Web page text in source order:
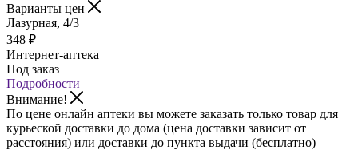
Варианты цен
Лазурная, 4/3
348 ₽
Интернет-аптека
Под заказ
Подробности
Внимание!
По цене онлайн аптеки вы можете заказать только товар для
курьеской доставки до дома (цена доставки зависит от
расстояния) или доставки до пункта выдачи (бесплатно)